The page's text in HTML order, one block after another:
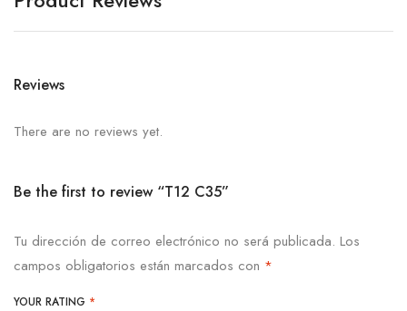
Reviews
There are no reviews yet.
Be the first to review “T12 C35”
Tu dirección de correo electrónico no será publicada. Los
campos obligatorios están marcados con *
YOUR RATING *